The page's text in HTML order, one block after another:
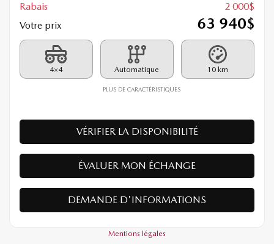
Rabais
2 000$
Votre prix
63 940$
4×4 Automatique 10 km
PLUS DE CARACTÉRISTIQUES
VÉRIFIER LA DISPONIBILITÉ
ÉVALUER MON ÉCHANGE
DEMANDE D'INFORMATIONS
Mentions légales